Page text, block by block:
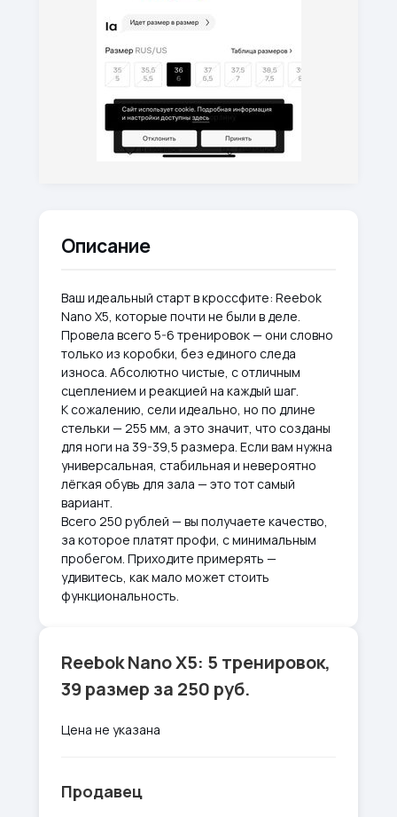
Описание
Ваш идеальный старт в кроссфите: Reebok
Nano X5, которые почти не были в деле.
Провела всего 5-6 тренировок — они словно
только из коробки, без единого следа
износа. Абсолютно чистые, с отличным
сцеплением и реакцией на каждый шаг.
К сожалению, сели идеально, но по длине
стельки — 255 мм, а это значит, что созданы
для ноги на 39-39,5 размера. Если вам нужна
универсальная, стабильная и невероятно
лёгкая обувь для зала — это тот самый
вариант.
Всего 250 рублей — вы получаете качество,
за которое платят профи, с минимальным
пробегом. Приходите примерять —
удивитесь, как мало может стоить
функциональность.
Reebok Nano X5: 5 тренировок,
39 размер за 250 руб.
Цена не указана
Продавец